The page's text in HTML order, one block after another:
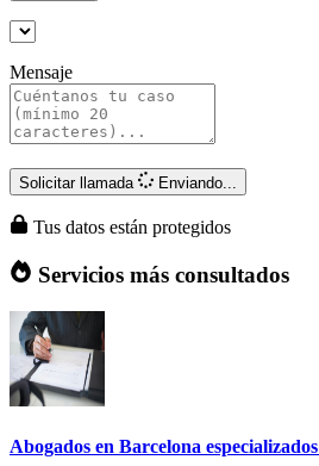
Mensaje
Solicitar llamada Enviando...
Tus datos están protegidos
Servicios más consultados
Abogados en Barcelona